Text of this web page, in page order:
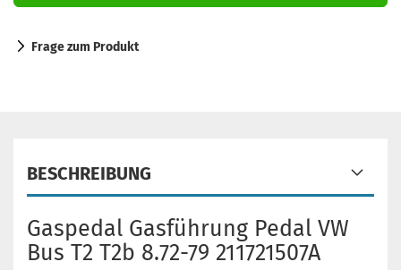
Frage zum Produkt
BESCHREIBUNG
Gaspedal Gasführung Pedal VW
Bus T2 T2b 8.72-79 211721507A